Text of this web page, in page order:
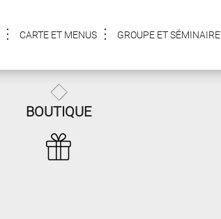
CARTE ET MENUS GROUPE ET SÉMINAIRE
BOUTIQUE